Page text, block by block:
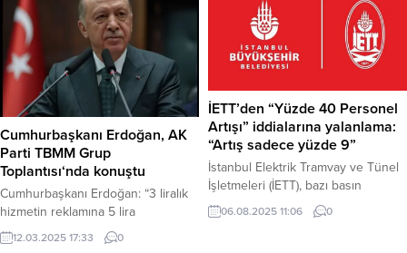
– Türkiye İstatistik Kurumu ve
Türkiye Cumhuriyet Merkez
Bankası işbirliği ile yürütülen
tüketici eğilim anketi sonuçlarından
hesaplanan tüketici güven endeksi
sonuçları açıklandı. Buna göre
Temmuz...
başvurdu. Olay, İngiltere’nin
Harrow bölgesinde yaşandı. Askeri
hatıralara olan düşkünlüğüyle
bilinen 82 yaşındaki Richard Joy,
Hayatının büyük bir...
Cumhurbaşkanı Erdoğan, AK
Parti TBMM Grup
Toplantısı‘nda konuştu
Cumhurbaşkanı Erdoğan: “3 liralık
hizmetin reklamına 5 lira
harcamayacağız. Vatandaşın
sıkıntısını, derdini, ihtiyacını,
12.03.2025 17:33 0
İETT’den “Yüzde 40 Personel
Artışı” iddialarına yalanlama:
“Artış sadece yüzde 9”
İstanbul Elektrik Tramvay ve Tünel
İşletmeleri (İETT), bazı basın
organlarında yer alan “1 yılda 3 bin
629 kişiyi işe aldığı ve personel
06.08.2025 11:06 0